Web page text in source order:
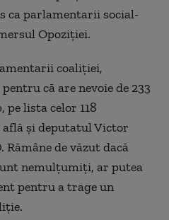
ca parlamentarii social-
Opoziției.
coaliției,
că are nevoie de 233
lista celor 118
și deputatul Victor
Rămâne de văzut dacă
nemulțumiți, ar putea
pentru a trage un